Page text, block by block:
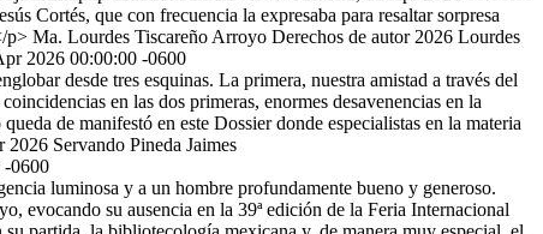
Cortés, que con frecuencia la expresaba para resaltar sorpresa
p> Ma. Lourdes Tiscareño Arroyo Derechos de autor 2026 Lourdes
2026 00:00:00 -0600
desde tres esquinas. La primera, nuestra amistad a través del
en las dos primeras, enormes desavenencias en la
de manifestó en este Dossier donde especialistas en la materia
2026 Servando Pineda Jaimes
-0600
luminosa y a un hombre profundamente bueno y generoso.
evocando su ausencia en la 39ª edición de la Feria Internacional